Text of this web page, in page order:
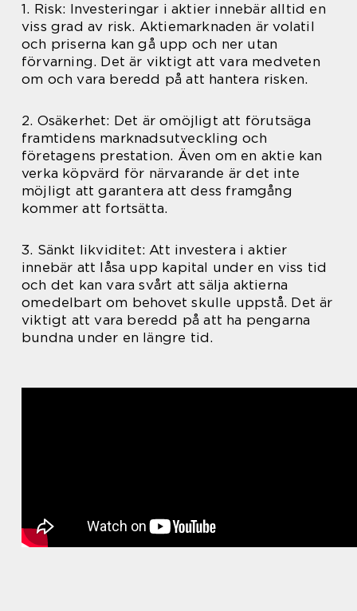
1. Risk: Investeringar i aktier innebär alltid en
viss grad av risk. Aktiemarknaden är volatil
och priserna kan gå upp och ner utan
förvarning. Det är viktigt att vara medveten
om och vara beredd på att hantera risken.
2. Osäkerhet: Det är omöjligt att förutsäga
framtidens marknadsutveckling och
företagens prestation. Även om en aktie kan
verka köpvärd för närvarande är det inte
möjligt att garantera att dess framgång
kommer att fortsätta.
3. Sänkt likviditet: Att investera i aktier
innebär att låsa upp kapital under en viss tid
och det kan vara svårt att sälja aktierna
omedelbart om behovet skulle uppstå. Det är
viktigt att vara beredd på att ha pengarna
bundna under en längre tid.